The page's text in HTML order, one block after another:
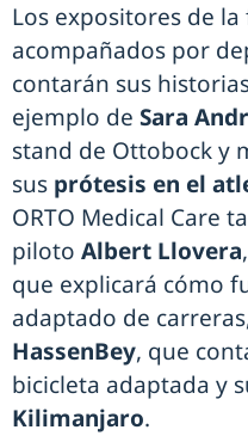
Los expositores de
acompañados por
contarán sus
ejemplo de Sara
stand de Ottobock y
sus prótesis en el
ORTO Medical Care
piloto Albert Llovera
que explicará cómo
adaptado de
HassenBey, que
bicicleta adaptada y
Kilimanjaro.